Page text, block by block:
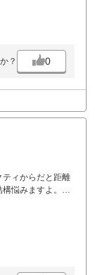
心者にはOBナシ
？ 0
ィからだと距離
悩みますよ。
もベストスコア
ことを目的にし